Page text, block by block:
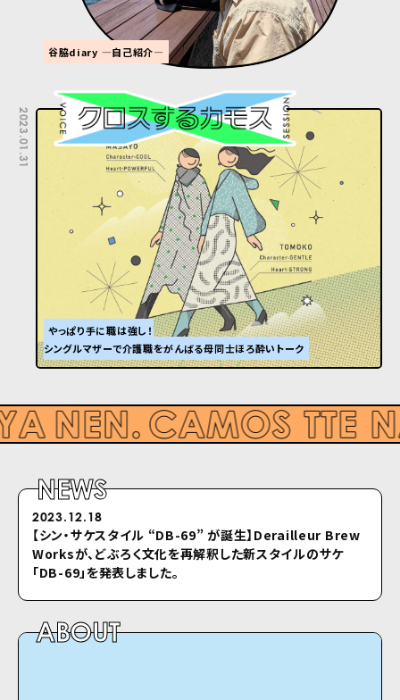
谷脇diary ―自己紹介―
2023.01.31
やっぱり手に職は強し！
シングルマザーで介護職をがんばる母同士ほろ酔いトーク
NEWS
2023.12.18
【シン・サケスタイル “DB-69” が誕⽣】Derailleur Brew
Worksが、どぶろく⽂化を再解釈した新スタイルのサケ
「DB-69」を発表しました。
2022.04.26
シクロのホームページをリニューアルしました
ABOUT